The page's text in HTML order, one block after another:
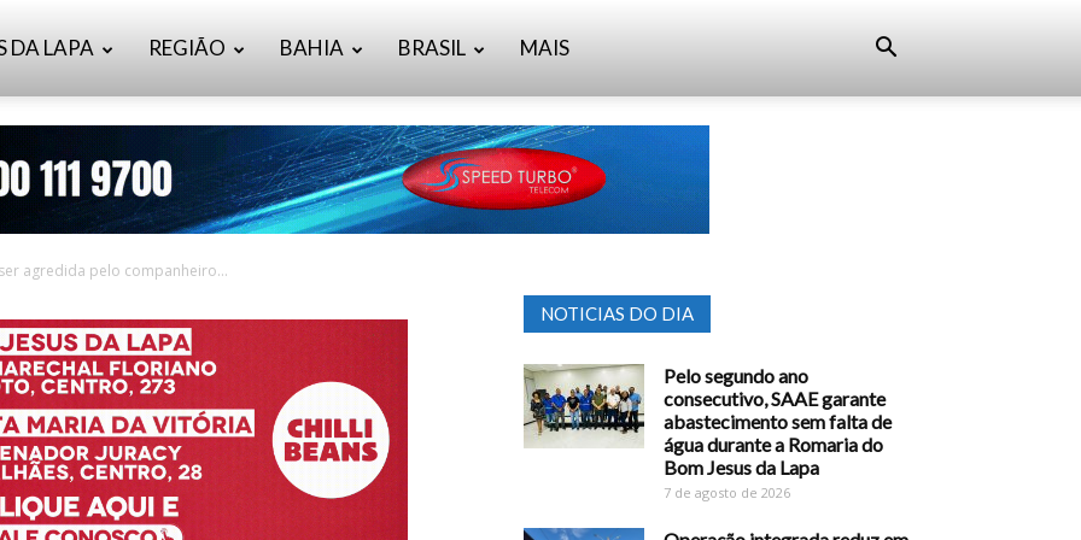
DA LAPA REGIÃO BAHIA BRASIL MAIS
agredida pelo companheiro...
NOTICIAS DO DIA
Pelo segundo ano
consecutivo, SAAE garante
abastecimento sem falta de
água durante a Romaria do
Bom Jesus da Lapa
7 de agosto de 2026